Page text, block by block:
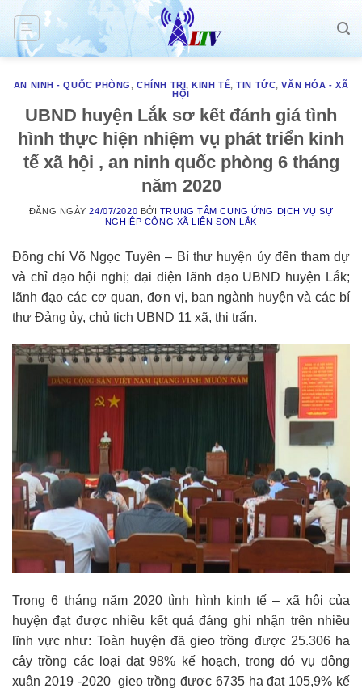
Skip
content
AN NINH - QUỐC PHÒNG,CHÍNH TRỊ,KINH TẾ,TIN TỨC,VĂN HÓA - XÃ
HỘI
UBND huyện Lắk sơ kết đánh giá tình
hình thực hiện nhiệm vụ phát triển kinh
tế xã hội , an ninh quốc phòng 6 tháng
năm 2020
ĐĂNG NGÀY24/07/2020 BỞI TRUNG TÂM CUNG ỨNG DỊCH VỤ SỰ
NGHIỆP CÔNG XÃ LIÊN SƠN LẮK
Đồng chí Võ Ngọc Tuyên – Bí thư huyện ủy đến tham dự
và chỉ đạo hội nghị; đại diện lãnh đạo UBND huyện Lắk;
lãnh đạo các cơ quan, đơn vị, ban ngành huyện và các bí
thư Đảng ủy, chủ tịch UBND 11 xã, thị trấn.
Trong 6 tháng năm 2020 tình hình kinh tế – xã hội của
huyện đạt được nhiều kết quả đáng ghi nhận trên nhiều
lĩnh vực như: Toàn huyện đã gieo trồng được 25.306 ha
cây trồng các loại đạt 98% kế hoạch, trong đó vụ đông
xuân 2019 -2020 gieo trồng được 6735 ha đạt 105,9% kế